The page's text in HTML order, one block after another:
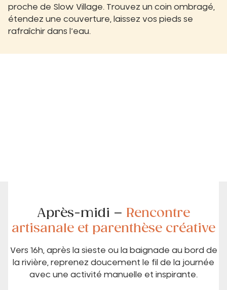
proche de Slow Village. Trouvez un coin ombragé,
étendez une couverture, laissez vos pieds se
rafraîchir dans l’eau.
Après-midi – Rencontre
artisanale et parenthèse créative
Vers 16h, après la sieste ou la baignade au bord de
la rivière, reprenez doucement le fil de la journée
avec une activité manuelle et inspirante.